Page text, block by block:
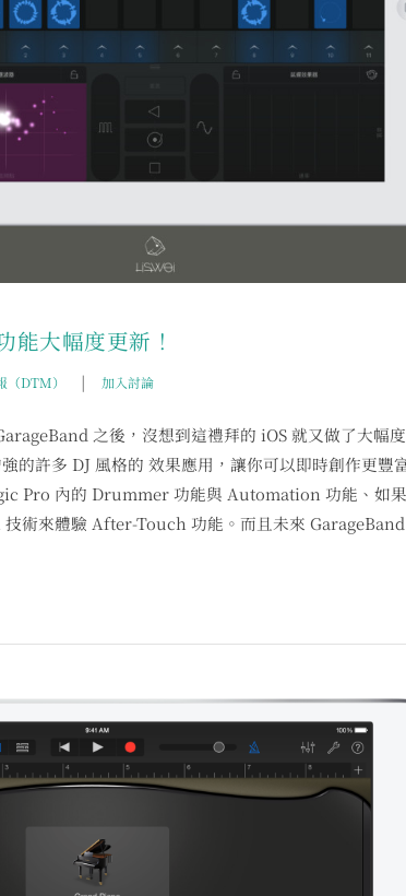
大幅度更新！
（DTM） | 加入討論
之後，沒想到這禮拜的 iOS 就又做了大幅
的許多 DJ 風格的 效果應用，讓你可以即時創作更豐
Pro 內的 Drummer 功能與 Automation 功能、如
術來體驗 After-Touch 功能。而且未來